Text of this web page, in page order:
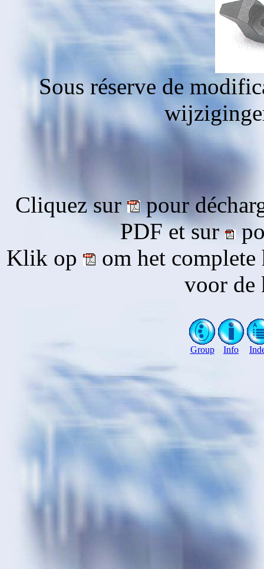
Sous réserve de
Cliquez sur pour
PDF et sur
Klik op
om het
voor de
Group Info